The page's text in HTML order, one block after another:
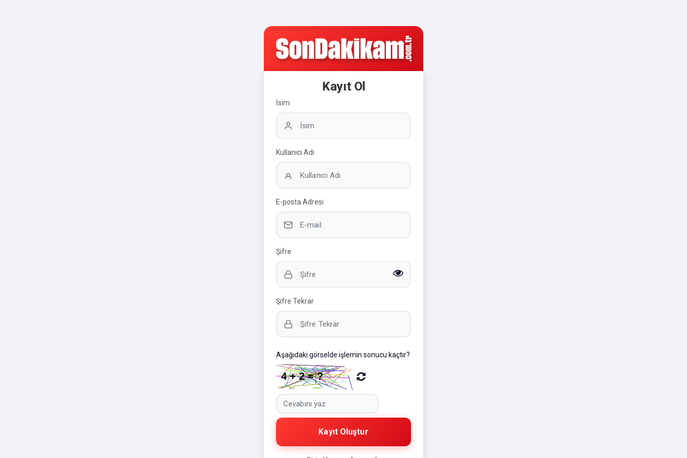
Kayıt Ol
İsim
Kullanıcı Adı
E-posta Adresi
Şifre
Şifre Tekrar
Aşağıdaki görselde işlemin sonucu kaçtır?
Kayıt Oluştur